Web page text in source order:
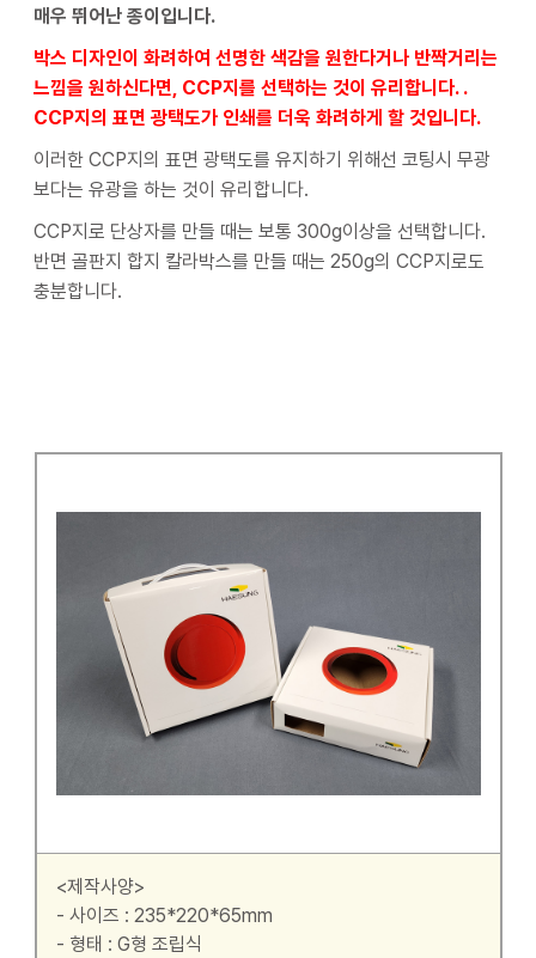
매우 뛰어난 종이입니다.
박스 디자인이 화려하여 선명한 색감을 원한다거나 반짝거리는
느낌을 원하신다면, CCP지를 선택하는 것이 유리합니다. .
CCP지의 표면 광택도가 인쇄를 더욱 화려하게 할 것입니다.
이러한 CCP지의 표면 광택도를 유지하기 위해선 코팅시 무광
보다는 유광을 하는 것이 유리합니다.
CCP지로 단상자를 만들 때는 보통 300g이상을 선택합니다.
반면 골판지 합지 칼라박스를 만들 때는 250g의 CCP지로도
충분합니다.
<제작사양>
- 사이즈 : 235*220*65mm
- 형태 : G형 조립식